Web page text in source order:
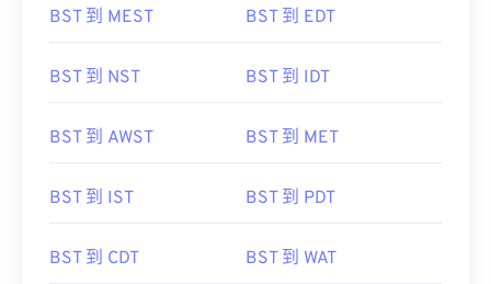
BST 到 MEST BST 到 EDT
BST 到 NST BST 到 IDT
BST 到 AWST BST 到 MET
BST 到 IST BST 到 PDT
BST 到 CDT BST 到 WAT